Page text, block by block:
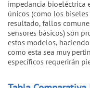
impedancia bioeléctrica
únicos (como los
resultado, fallos
sensores básicos) son
estos modelos,
como esta sea muy
específicos requerirán